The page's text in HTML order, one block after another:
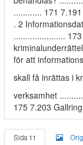
............ 171
. 2
......................
för att
skall få inrättas i
verksamhet
175 7.203
Sida 11